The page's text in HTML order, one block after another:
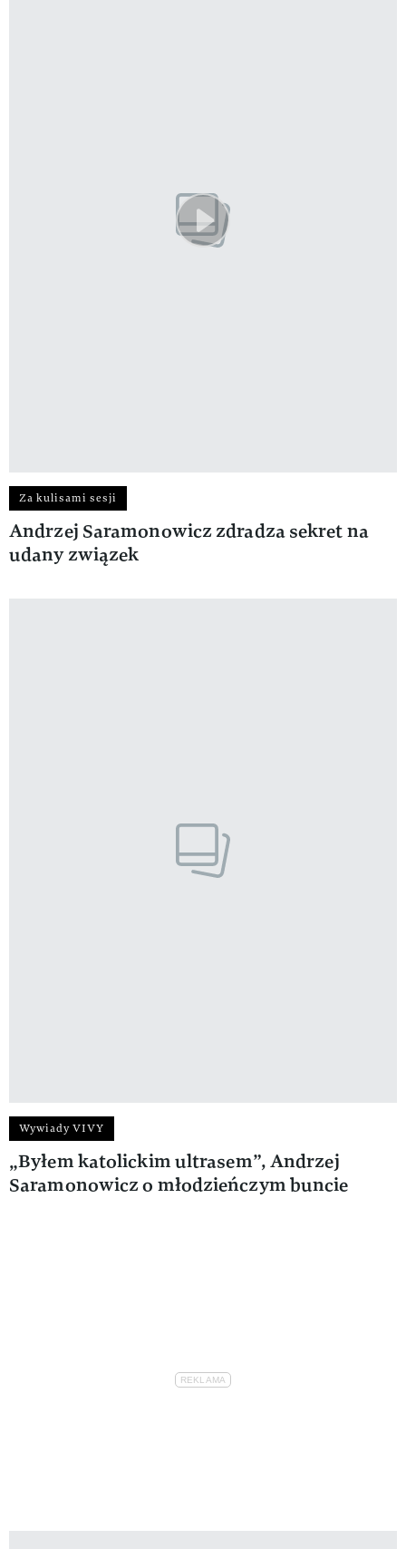
Za kulisami sesji
Andrzej Saramonowicz zdradza sekret na
udany związek
Wywiady VIVY
„Byłem katolickim ultrasem”, Andrzej
Saramonowicz o młodzieńczym buncie